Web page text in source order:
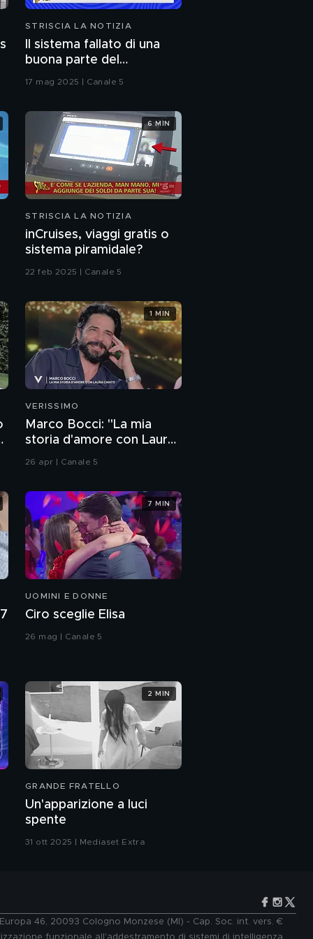
STRISCIA LA NOTIZIA
Il sistema fallato di una
buona parte del
giornalismo online: articoli
17 mag 2025 | Canale 5
STRISCIA LA NOTIZIA
inCruises, viaggi gratis o
sistema piramidale?
22 feb 2025 | Canale 5
6 MIN
VERISSIMO
Marco Bocci: "La mia
storia d'amore con Laura
Chiatti"
26 apr | Canale 5
1 MIN
UOMINI E DONNE
Ciro sceglie Elisa
26 mag | Canale 5
7 MIN
GRANDE FRATELLO
Un'apparizione a luci
spente
31 ott 2025 | Mediaset Extra
2 MIN
46, 20093 Cologno Monzese (MI) - Cap. Soc. int. vers. €